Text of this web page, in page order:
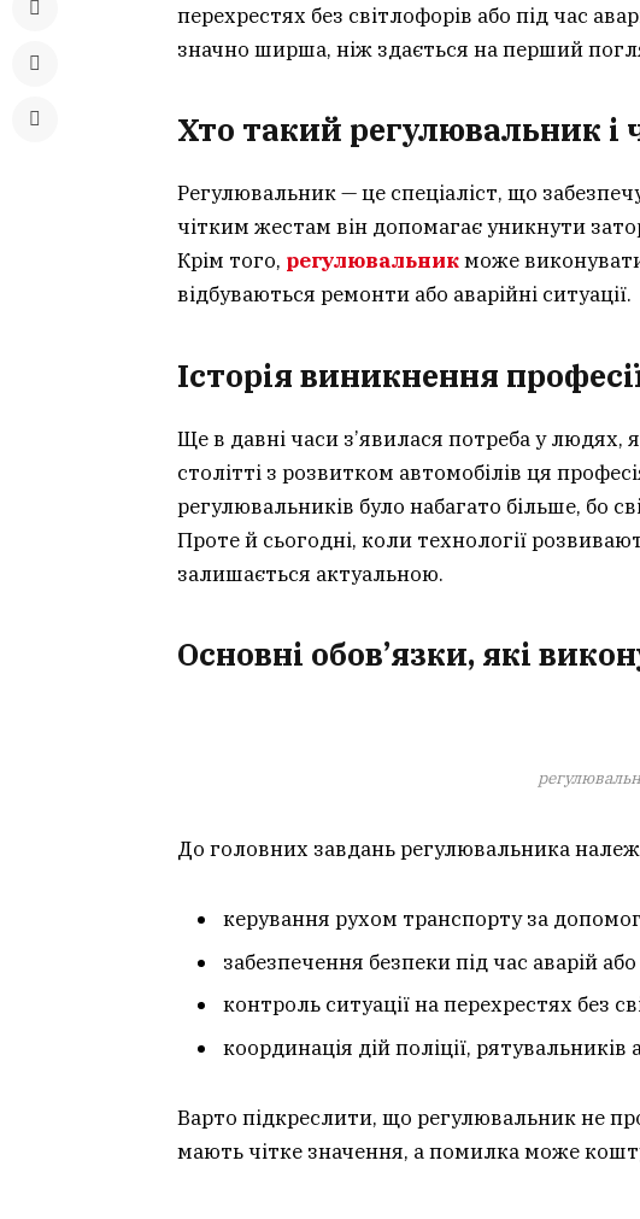
перехрестях без світлофорів або під час
значно ширша, ніж здається на перший
Хто такий регулювальник і
Регулювальник — це спеціаліст, що
чітким жестам він допомагає уникнути
Крім того, регулювальникможе
відбуваються ремонти або аварійні ситуації.
Історія виникнення
Ще в давні часи з’явилася потреба у людях,
столітті з розвитком автомобілів ця
регулювальників було набагато більше, бо
Проте й сьогодні, коли технології
залишається актуальною.
Основні обов’язки, які
До головних завдань регулювальника
керування рухом транспорту за
забезпечення безпеки під час аварій
контроль ситуації на перехрестях без
координація дій поліції,
Варто підкреслити, що регулювальник не
мають чітке значення, а помилка може